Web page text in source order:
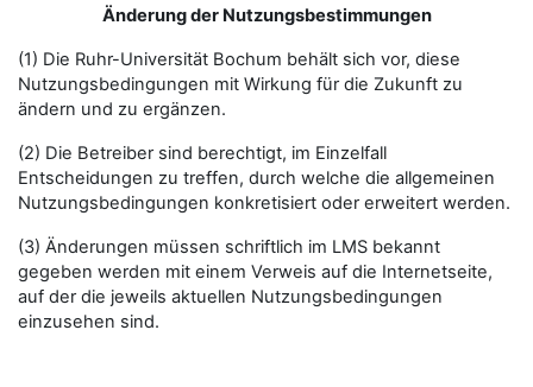
Änderung der Nutzungsbestimmungen
(1) Die Ruhr-Universität Bochum behält sich vor, diese
Nutzungsbedingungen mit Wirkung für die Zukunft zu
ändern und zu ergänzen.
(2) Die Betreiber sind berechtigt, im Einzelfall
Entscheidungen zu treffen, durch welche die allgemeinen
Nutzungsbedingungen konkretisiert oder erweitert werden.
(3) Änderungen müssen schriftlich im LMS bekannt
gegeben werden mit einem Verweis auf die Internetseite,
auf der die jeweils aktuellen Nutzungsbedingungen
einzusehen sind.